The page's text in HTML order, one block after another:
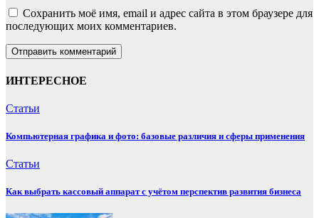
Сохранить моё имя, email и адрес сайта в этом браузере для
последующих моих комментариев.
ИНТЕРЕСНОЕ
Статьи
Компьютерная графика и фото: базовые различия и сферы применения
Статьи
Как выбрать кассовый аппарат с учётом перспектив развития бизнеса